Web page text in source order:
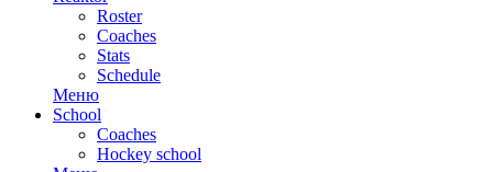
Roster
Coaches
Stats
Schedule
Меню
School
Coaches
Hockey school